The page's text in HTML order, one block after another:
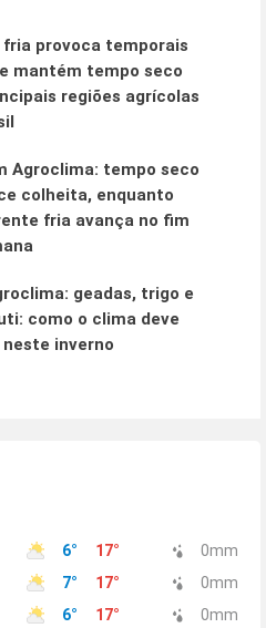
provoca temporais
mantém tempo seco
regiões agrícolas
Agroclima: tempo seco
colheita, enquanto
fria avança no fim
geadas, trigo e
como o clima deve
inverno
6° 17° 0mm
7° 17° 0mm
6° 17° 0mm